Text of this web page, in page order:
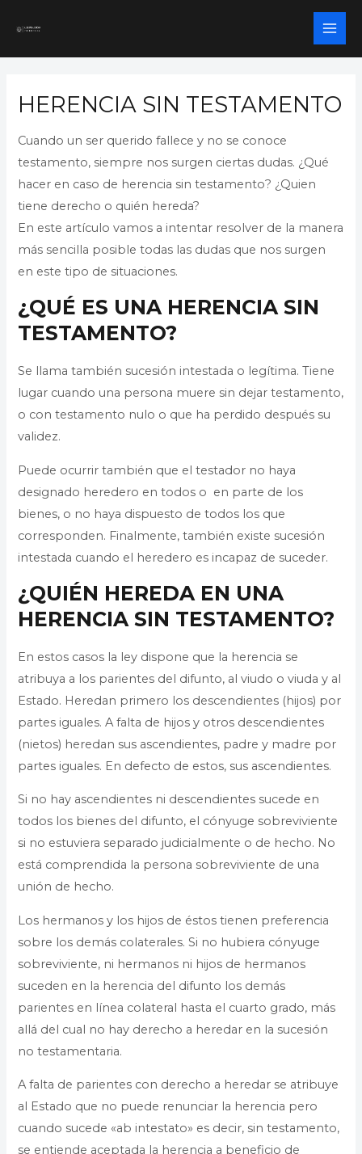
HERENCIA SIN TESTAMENTO
Cuando un ser querido fallece y no se conoce
testamento, siempre nos surgen ciertas dudas. ¿Qué
hacer en caso de herencia sin testamento? ¿Quien
tiene derecho o quién hereda?
En este artículo vamos a intentar resolver de la manera
más sencilla posible todas las dudas que nos surgen
en este tipo de situaciones.
¿QUÉ ES UNA HERENCIA SIN
TESTAMENTO?
Se llama también sucesión intestada o legítima. Tiene
lugar cuando una persona muere sin dejar testamento,
o con testamento nulo o que ha perdido después su
validez.
Puede ocurrir también que el testador no haya
designado heredero en todos o en parte de los
bienes, o no haya dispuesto de todos los que
corresponden. Finalmente, también existe sucesión
intestada cuando el heredero es incapaz de suceder.
¿QUIÉN HEREDA EN UNA
HERENCIA SIN TESTAMENTO?
En estos casos la ley dispone que la herencia se
atribuya a los parientes del difunto, al viudo o viuda y al
Estado. Heredan primero los descendientes (hijos) por
partes iguales. A falta de hijos y otros descendientes
(nietos) heredan sus ascendientes, padre y madre por
partes iguales. En defecto de estos, sus ascendientes.
Si no hay ascendientes ni descendientes sucede en
todos los bienes del difunto, el cónyuge sobreviviente
si no estuviera separado judicialmente o de hecho. No
está comprendida la persona sobreviviente de una
unión de hecho.
Los hermanos y los hijos de éstos tienen preferencia
sobre los demás colaterales. Si no hubiera cónyuge
sobreviviente, ni hermanos ni hijos de hermanos
suceden en la herencia del difunto los demás
parientes en línea colateral hasta el cuarto grado, más
allá del cual no hay derecho a heredar en la sucesión
no testamentaria.
A falta de parientes con derecho a heredar se atribuye
al Estado que no puede renunciar la herencia pero
cuando sucede «ab intestato» es decir, sin testamento,
se entiende aceptada la herencia a beneficio de